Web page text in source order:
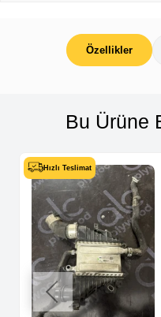
Özellikler
Bu Ürüne
Hızlı Teslimat